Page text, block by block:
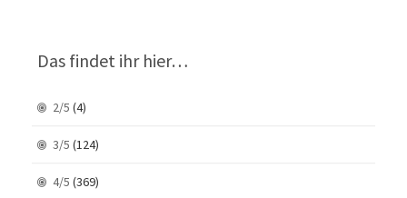
Das findet ihr hier…
2/5 (4)
3/5 (124)
4/5 (369)